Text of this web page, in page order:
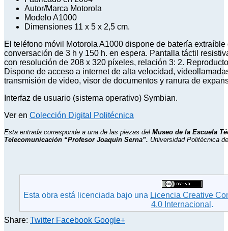
Autor/Marca Motorola
Modelo A1000
Dimensiones 11 x 5 x 2,5 cm.
El teléfono móvil Motorola A1000 dispone de batería
conversación de 3 h y 150 h. en espera. Pantalla táctil
con resolución de 208 x 320 píxeles, relación 3: 2.
Dispone de acceso a internet de alta velocidad,
transmisión de video, visor de documentos y ranura de
Interfaz de usuario (sistema operativo) Symbian.
Ver en Colección Digital Politécnica
Esta entrada corresponde a una de las piezas del Museo de la Escuela
Telecomunicación “Profesor Joaquín Serna”. Universidad Politécnica
Esta obra está licenciada bajo una Licencia Creative
4.0 Internacional .
Share: Twitter Facebook Google+